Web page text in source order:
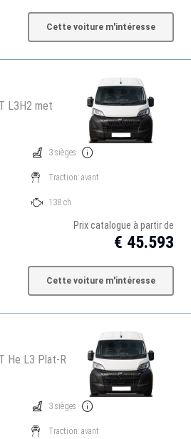
Cette voiture m'intéresse
L3H2 met
3 sièges
Traction: avant
138 ch
Prix catalogue à partir de
€ 45.593
Cette voiture m'intéresse
He L3 Plat-R
3 sièges
Traction: avant